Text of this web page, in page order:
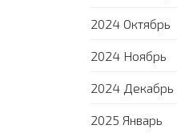
2024 Октябрь
2024 Ноябрь
2024 Декабрь
2025 Январь